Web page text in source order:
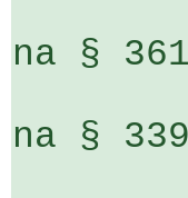
na §
na §